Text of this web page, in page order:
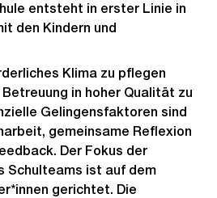
entsteht in erster Linie in
den Kindern und
Klima zu pflegen
in hoher Qualität zu
Gelingensfaktoren sind
gemeinsame Reflexion
Der Fokus der
Schulteams ist auf dem
gerichtet. Die